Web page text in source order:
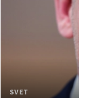
SVET